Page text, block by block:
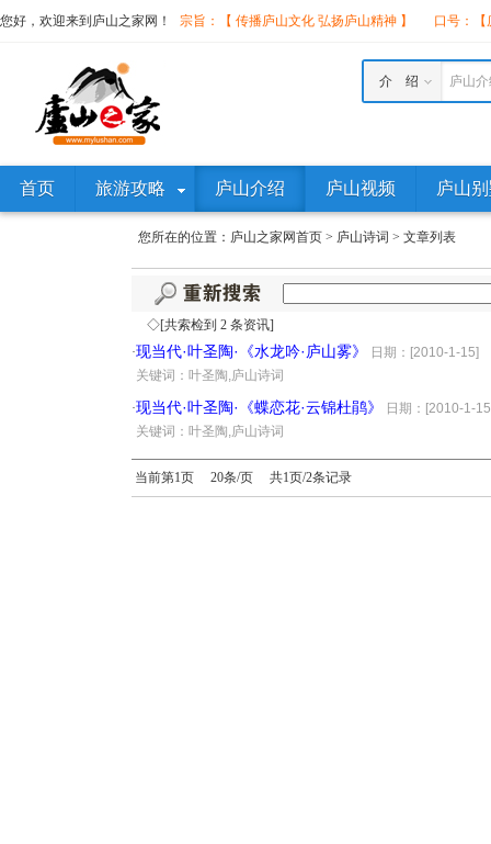
您好，欢迎来到庐山之家网！ 宗旨：【 传播庐山文化 弘扬庐山精神 】 口号：
庐山
介 绍
首页 旅游攻略 庐山介绍 庐山视频 庐山
您所在的位置： 庐山之家网首页 > 庐山诗词 > 文章列表
◇[共索检到 2 条资讯]
·现当代·叶圣陶·《水龙吟·庐山雾》
日期：[2010-1-15]
关键词：叶圣陶,庐山诗词
·现当代·叶圣陶·《蝶恋花·云锦杜鹃》
日期：[2010-1-
关键词：叶圣陶,庐山诗词
当前第1页 20条/页 共1页/2条记录